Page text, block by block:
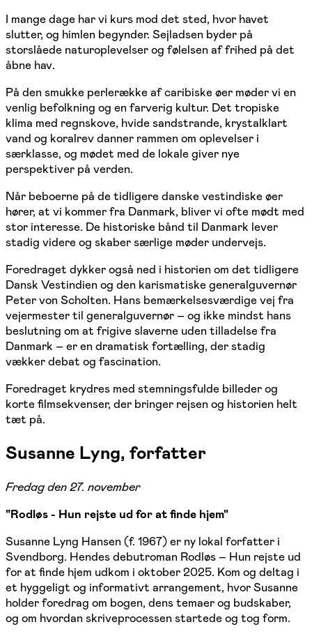
I mange dage har vi kurs mod det sted, hvor havet
slutter, og himlen begynder. Sejladsen byder på
storslåede naturoplevelser og følelsen af frihed på det
åbne hav.
På den smukke perlerække af caribiske øer møder vi en
venlig befolkning og en farverig kultur. Det tropiske
klima med regnskove, hvide sandstrande, krystalklart
vand og koralrev danner rammen om oplevelser i
særklasse, og mødet med de lokale giver nye
perspektiver på verden.
Når beboerne på de tidligere danske vestindiske øer
hører, at vi kommer fra Danmark, bliver vi ofte mødt med
stor interesse. De historiske bånd til Danmark lever
stadig videre og skaber særlige møder undervejs.
Foredraget dykker også ned i historien om det tidligere
Dansk Vestindien og den karismatiske generalguvernør
Peter von Scholten. Hans bemærkelsesværdige vej fra
vejermester til generalguvernør – og ikke mindst hans
beslutning om at frigive slaverne uden tilladelse fra
Danmark – er en dramatisk fortælling, der stadig
vækker debat og fascination.
Foredraget krydres med stemningsfulde billeder og
korte filmsekvenser, der bringer rejsen og historien helt
tæt på.
Susanne Lyng, forfatter
Fredag den 27. november
"Rodløs - Hun rejste ud for at finde hjem"
Susanne Lyng Hansen (f. 1967) er ny lokal forfatter i
Svendborg. Hendes debutroman Rodløs – Hun rejste ud
for at finde hjem udkom i oktober 2025. Kom og deltag i
et hyggeligt og informativt arrangement, hvor Susanne
holder foredrag om bogen, dens temaer og budskaber,
og om hvordan skriveprocessen startede og tog form.